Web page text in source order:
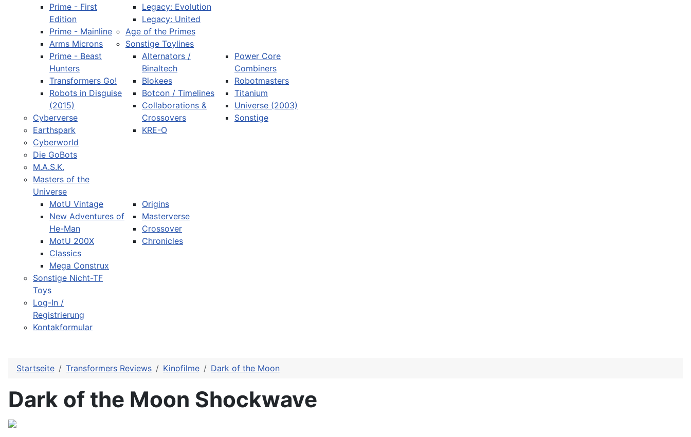
Prime - First
Edition
Prime - Mainline
Arms Microns
Prime - Beast
Hunters
Transformers Go!
Robots in Disguise
(2015)
Cyberverse
Earthspark
Cyberworld
Legacy: Evolution
Legacy: United
Age of the Primes
Sonstige Toylines
Alternators /
Binaltech
Blokees
Botcon / Timelines
Collaborations &
Crossovers
KRE-O
Power Core
Combiners
Robotmasters
Titanium
Universe (2003)
Sonstige
Die GoBots
M.A.S.K.
Masters of the
Universe
MotU Vintage
New Adventures of
He-Man
MotU 200X
Classics
Mega Construx
Origins
Masterverse
Crossover
Chronicles
Sonstige Nicht-TF
Toys
Log-In /
Registrierung
Kontakformular
Startseite Transformers Reviews Kinofilme Dark of the Moon
Dark of the Moon Shockwave